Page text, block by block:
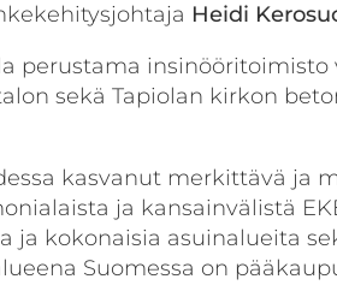
Heidi
perustama insinööritoimisto
sekä Tapiolan kirkon
kasvanut merkittävä ja
ja kansainvälistä
ja kokonaisia asuin­alueita
Suomessa on